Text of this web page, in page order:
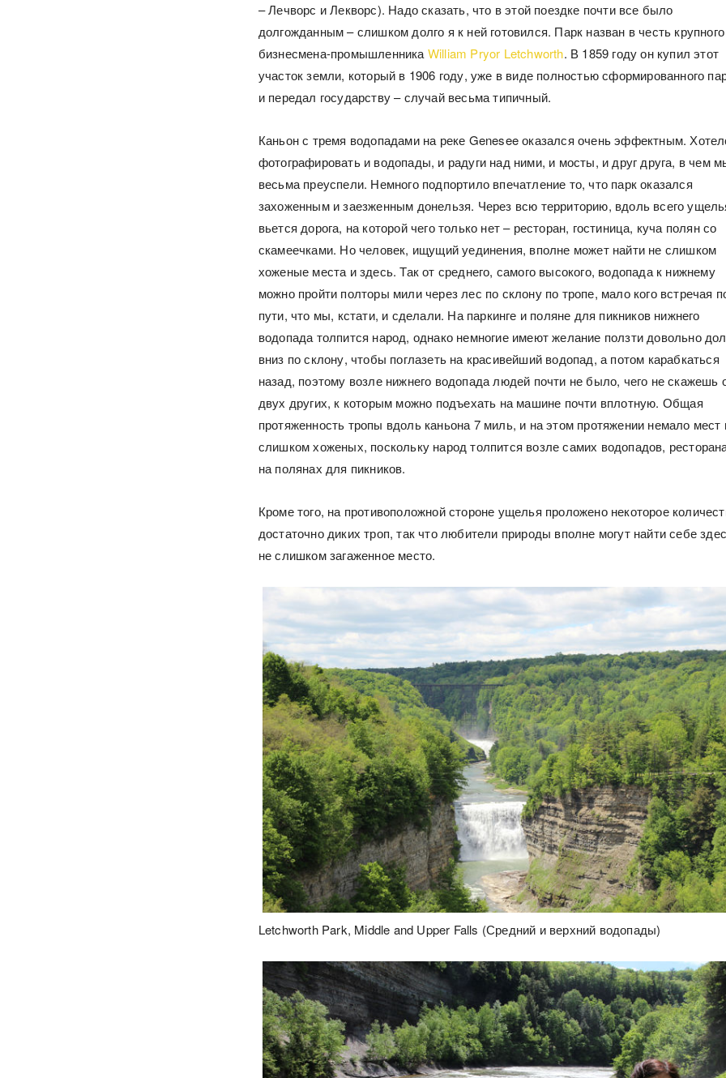
– Лечворс и Лекворс). Надо сказать, что в этой поездке почти все было
долгожданным – слишком долго я к ней готовился. Парк назван в честь крупного
бизнесмена-промышленника William Pryor Letchworth. В 1859 году он купил этот
участок земли, который в 1906 году, уже в виде полностью сформированного
и передал государству – случай весьма типичный.
Каньон с тремя водопадами на реке Genesee оказался очень эффектным.
фотографировать и водопады, и радуги над ними, и мосты, и друг друга, в чем
весьма преуспели. Немного подпортило впечатление то, что парк оказался
захоженным и заезженным донельзя. Через всю территорию, вдоль всего
вьется дорога, на которой чего только нет – ресторан, гостиница, куча полян со
скамеечками. Но человек, ищущий уединения, вполне может найти не слишком
хоженые места и здесь. Так от среднего, самого высокого, водопада к нижнему
можно пройти полторы мили через лес по склону по тропе, мало кого встречая
пути, что мы, кстати, и сделали. На паркинге и поляне для пикников нижнего
водопада толпится народ, однако немногие имеют желание ползти довольно
вниз по склону, чтобы поглазеть на красивейший водопад, а потом карабкаться
назад, поэтому возле нижнего водопада людей почти не было, чего не скажешь
двух других, к которым можно подъехать на машине почти вплотную. Общая
протяженность тропы вдоль каньона 7 миль, и на этом протяжении немало мест
слишком хоженых, поскольку народ толпится возле самих водопадов,
на полянах для пикников.
Кроме того, на противоположной стороне ущелья проложено некоторое
достаточно диких троп, так что любители природы вполне могут найти себе
не слишком загаженное место.
Letchworth Park, Middle and Upper Falls (Средний и верхний водопады)